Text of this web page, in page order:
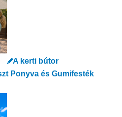
A kerti bútor
Ponyva és Gumifesték